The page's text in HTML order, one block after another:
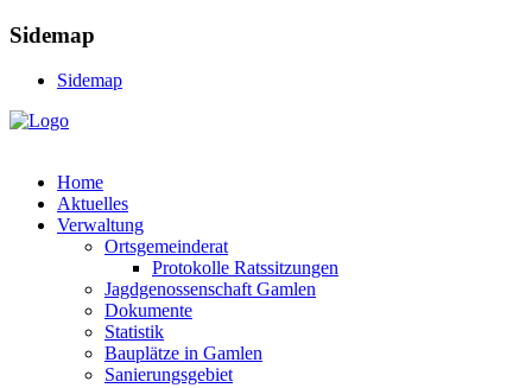
Sidemap
Sidemap
Home
Aktuelles
Verwaltung
Ortsgemeinderat
Protokolle Ratssitzungen
Jagdgenossenschaft Gamlen
Dokumente
Statistik
Bauplätze in Gamlen
Sanierungsgebiet